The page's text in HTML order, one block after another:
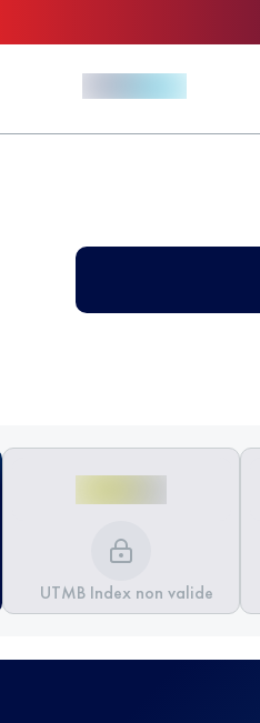
UTMB Index non valide